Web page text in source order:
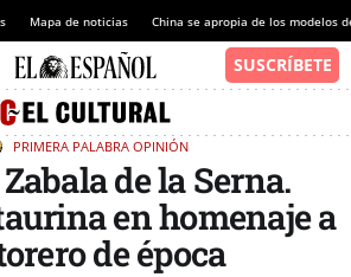
Mapa de noticias China se apropia de los modelos
PRIMERA PALABRA OPINIÓN
de la Serna.
en homenaje a
de época